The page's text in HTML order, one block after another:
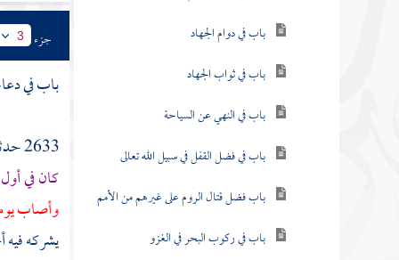
باب في دوام الجهاد
باب في ثواب الجهاد
باب في النهي عن السياحة
باب في فضل القفل في سبيل الله تعالى
باب فضل قتال الروم على غيرهم من الأمم
باب في ركوب البحر في الغزو
جزء 3
باب في
2633 حدثنا
كان في
وأصاب
يشركه